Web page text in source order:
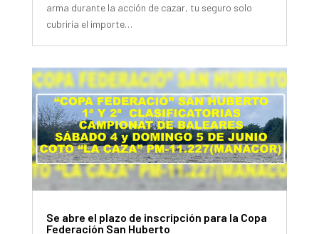
arma durante la acción de cazar, tu seguro solo
cubriría el importe…
Se abre el plazo de inscripción para la Copa
Federación San Huberto